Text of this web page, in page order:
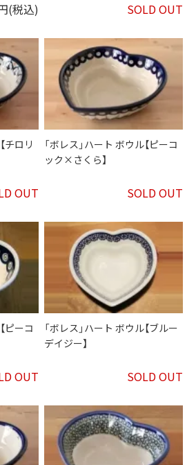
(税込) SOLD OUT
チロリ
OUT
「ボレス」ハート ボウル【ピーコ
ック×さくら】
SOLD OUT
ピーコ
OUT
「ボレス」ハート ボウル【ブルー
デイジー】
SOLD OUT